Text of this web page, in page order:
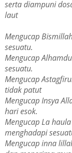
serta diampuni
laut
Mengucap
sesuatu.
Mengucap
sesuatu.
Mengucap
tidak patut
Mengucap Insya
hari esok.
Mengucap La
menghadapi
Mengucap inna